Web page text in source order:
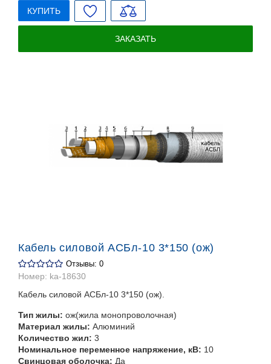
КУПИТЬ
ЗАКАЗАТЬ
Кабель силовой АСБл-10 3*150 (ож)
Отзывы: 0
Номер: ka-18630
Кабель силовой АСБл-10 3*150 (ож).
Тип жилы: ож(жила монопроволочная)
Материал жилы: Алюминий
Количество жил: 3
Номинальное переменное напряжение, кВ: 10
Свинцовая оболочка: Да